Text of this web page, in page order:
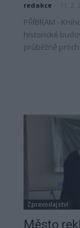
redakce
PŘÍBRAM -
historické
průběžně
Zpravodajství
Město